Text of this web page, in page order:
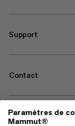
Support
Contact